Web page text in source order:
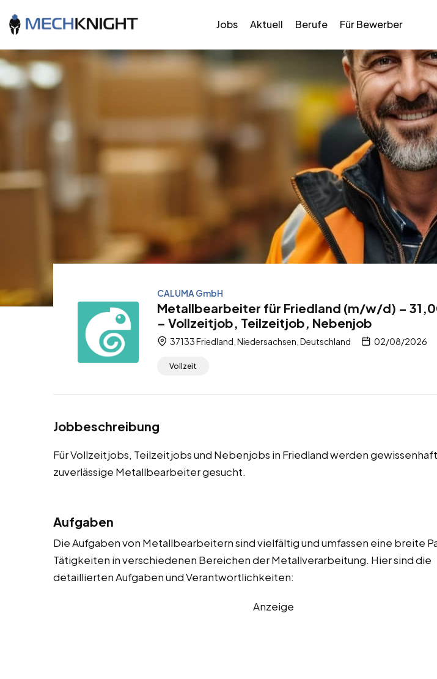
Jobs Aktuell Berufe Für Bewerber
CALUMA GmbH
Metallbearbeiter für Friedland (m/w/d) –
– Vollzeitjob, Teilzeitjob, Nebenjob
37133 Friedland, Niedersachsen, Deutschland 02/08/2026
Vollzeit
Jobbeschreibung
Für Vollzeitjobs, Teilzeitjobs und Nebenjobs in Friedland werden
zuverlässige Metallbearbeiter gesucht.
Aufgaben
Die Aufgaben von Metallbearbeitern sind vielfältig und umfassen eine breite
Tätigkeiten in verschiedenen Bereichen der Metallverarbeitung. Hier sind die
detaillierten Aufgaben und Verantwortlichkeiten:
Anzeige